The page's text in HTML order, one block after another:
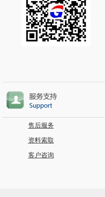
售后服务
资料索取
客户咨询